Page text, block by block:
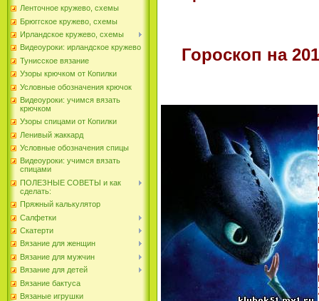
Ленточное кружево, схемы
Брюггское кружево, схемы
Ирландское кружево, схемы
Видеоуроки: ирландское кружево
Тунисское вязание
Узоры крючком от Копилки
Условные обозначения крючок
Видеоуроки: учимся вязать
крючком
Узоры спицами от Копилки
Ленивый жаккард
Условные обозначения спицы
Видеоуроки: учимся вязать
спицами
ПОЛЕЗНЫЕ СОВЕТЫ и как
сделать:
Пряжный калькулятор
Салфетки
Скатерти
Вязание для женщин
Вязание для мужчин
Вязание для детей
Вязание бактуса
Вязаные игрушки
Гороскоп на